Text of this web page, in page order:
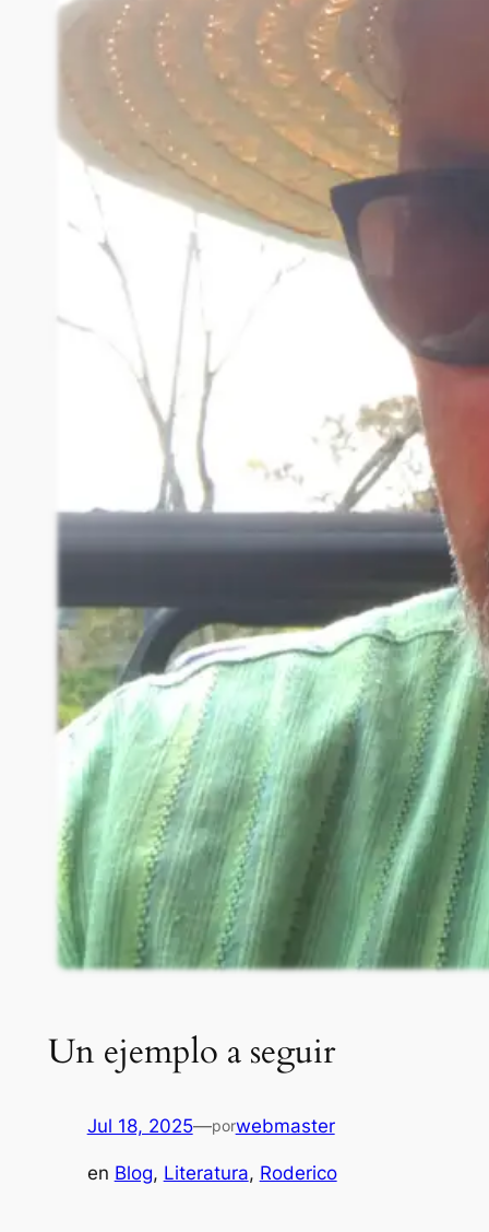
Un ejemplo a seguir
Jul 18, 2025—porwebmaster
en Blog, Literatura, Roderico